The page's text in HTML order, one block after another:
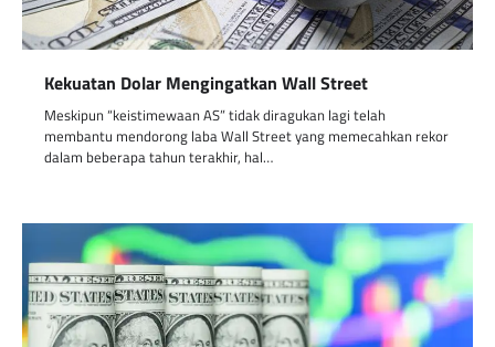
Kekuatan Dolar Mengingatkan Wall Street
Meskipun “keistimewaan AS” tidak diragukan lagi telah
membantu mendorong laba Wall Street yang memecahkan rekor
dalam beberapa tahun terakhir, hal…